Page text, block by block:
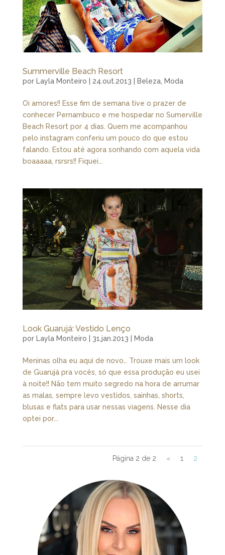
Summerville Beach Resort
por Layla Monteiro 24.out.2013 Beleza, Moda
Oi amores!! Esse fim de semana tive o prazer de
conhecer Pernambuco e me hospedar no Sumerville
Beach Resort por 4 dias. Quem me acompanhou
pelo instagram conferiu um pouco do que estou
falando. Estou até agora sonhando com aquela vida
boaaaaa, rsrsrs!! Fiquei...
Look Guarujá: Vestido Lenço
por Layla Monteiro 31.jan.2013 Moda
Meninas olha eu aqui de novo… Trouxe mais um look
de Guarujá pra vocês, só que essa produção eu usei
à noite!! Não tem muito segredo na hora de arrumar
as malas, sempre levo vestidos, sainhas, shorts,
blusas e flats para usar nessas viagens. Nesse dia
optei por...
Página 2 de 2 « 1 2